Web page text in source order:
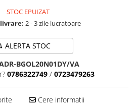
STOC EPUIZAT
2 - 3 zile lucratoare
ALERTA STOC
BGOL20N01DY/VA
0786322749 / 0723479263
Cere informatii